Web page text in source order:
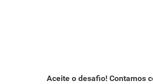
Aceite o desafio! Contamos